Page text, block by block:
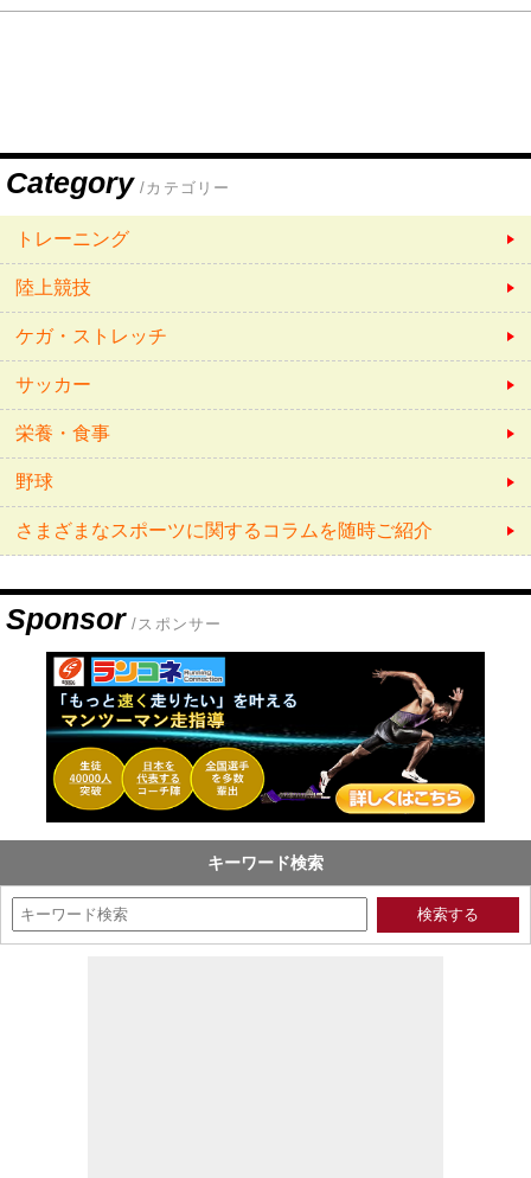
Category /カテゴリー
トレーニング
陸上競技
ケガ・ストレッチ
サッカー
栄養・食事
野球
さまざまなスポーツに関するコラムを随時ご紹介
Sponsor /スポンサー
キーワード検索